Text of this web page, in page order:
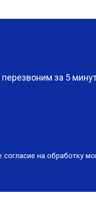
за 5
на обработку